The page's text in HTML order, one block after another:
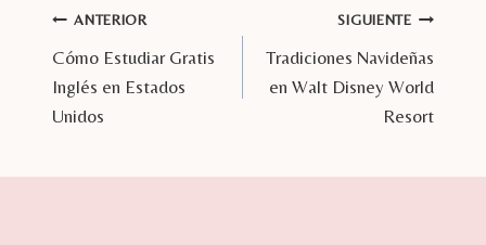
Navegación
de
entradas
ANTERIOR
Cómo Estudiar Gratis
Inglés en Estados
Unidos
SIGUIENTE
Tradiciones Navideñas
en Walt Disney World
Resort